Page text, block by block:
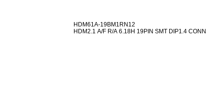
HDM61A-19BM1RN12
HDM2.1 A/F R/A 6.18H 19PIN SMT DIP1.4 CONN